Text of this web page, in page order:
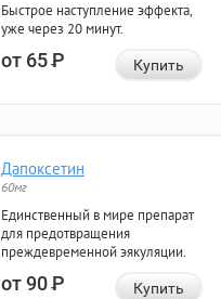
Быстрое наступление эффекта,
уже через 20 минут.
от 65Р Купить
Дапоксетин
60мг
Единственный в мире препарат
для предотвращения
преждевременной эякуляции.
от 90Р Купить